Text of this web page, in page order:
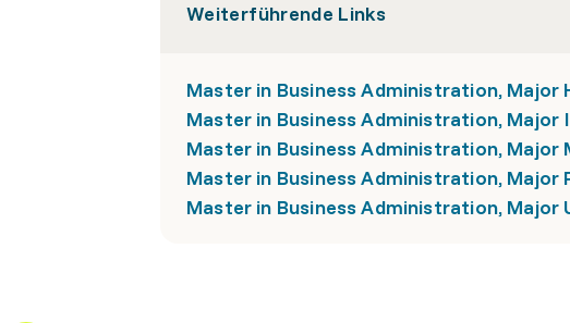
Weiterführende Links
Master in Business Administration,
Master in Business Administration,
Master in Business Administration, Major
Master in Business Administration, Major
Master in Business Administration,